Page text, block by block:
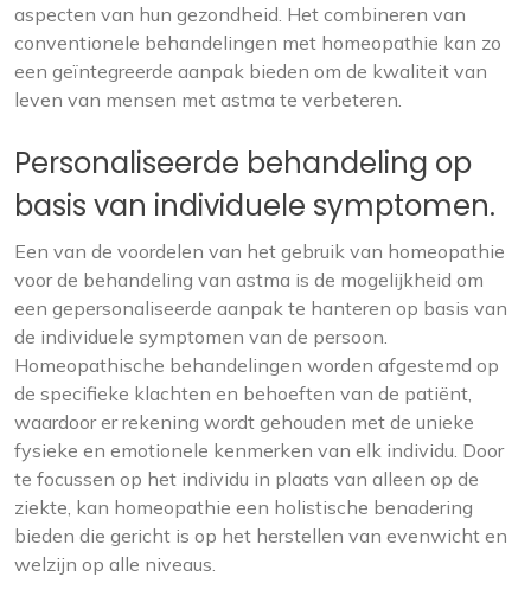
aspecten van hun gezondheid. Het combineren van
conventionele behandelingen met homeopathie kan zo
een geïntegreerde aanpak bieden om de kwaliteit van
leven van mensen met astma te verbeteren.
Personaliseerde behandeling op
basis van individuele symptomen.
Een van de voordelen van het gebruik van homeopathie
voor de behandeling van astma is de mogelijkheid om
een gepersonaliseerde aanpak te hanteren op basis van
de individuele symptomen van de persoon.
Homeopathische behandelingen worden afgestemd op
de specifieke klachten en behoeften van de patiënt,
waardoor er rekening wordt gehouden met de unieke
fysieke en emotionele kenmerken van elk individu. Door
te focussen op het individu in plaats van alleen op de
ziekte, kan homeopathie een holistische benadering
bieden die gericht is op het herstellen van evenwicht en
welzijn op alle niveaus.